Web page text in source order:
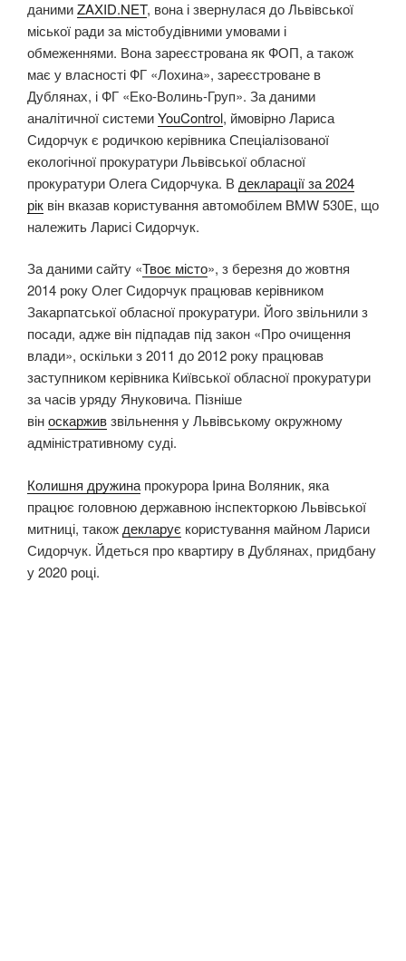
данимиZAXID.NET, вона і звернулася до Львівської
міської ради за містобудівними умовами і
обмеженнями. Вона зареєстрована як ФОП, а також
має у власності ФГ «Лохина», зареєстроване в
Дублянах, і ФГ «Еко-Волинь-Груп». За даними
аналітичної системиYouControl, ймовірно Лариса
Сидорчук є родичкою керівника Спеціалізованої
екологічної прокуратури Львівської обласної
прокуратури Олега Сидорчука. В декларації за 2024
рік він вказав користування автомобілем BMW 530E, що
належить Ларисі Сидорчук.
За даними сайту «Твоє місто», з березня до жовтня
2014 року Олег Сидорчук працював керівником
Закарпатської обласної прокуратури. Його звільнили з
посади, адже він підпадав під закон «Про очищення
влади», оскільки з 2011 до 2012 року працював
заступником керівника Київської обласної прокуратури
за часів уряду Януковича. Пізніше
віноскарживзвільнення у Львівському окружному
адміністративному суді.
Колишня дружина прокурора Ірина Воляник, яка
працює головною державною інспекторкою Львівської
митниці, також декларує користування майном Лариси
Сидорчук. Йдеться про квартиру в Дублянах, придбану
у 2020 році.